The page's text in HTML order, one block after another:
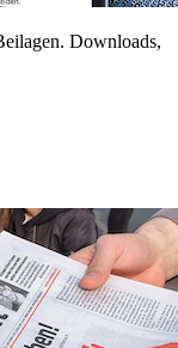
Downloads,